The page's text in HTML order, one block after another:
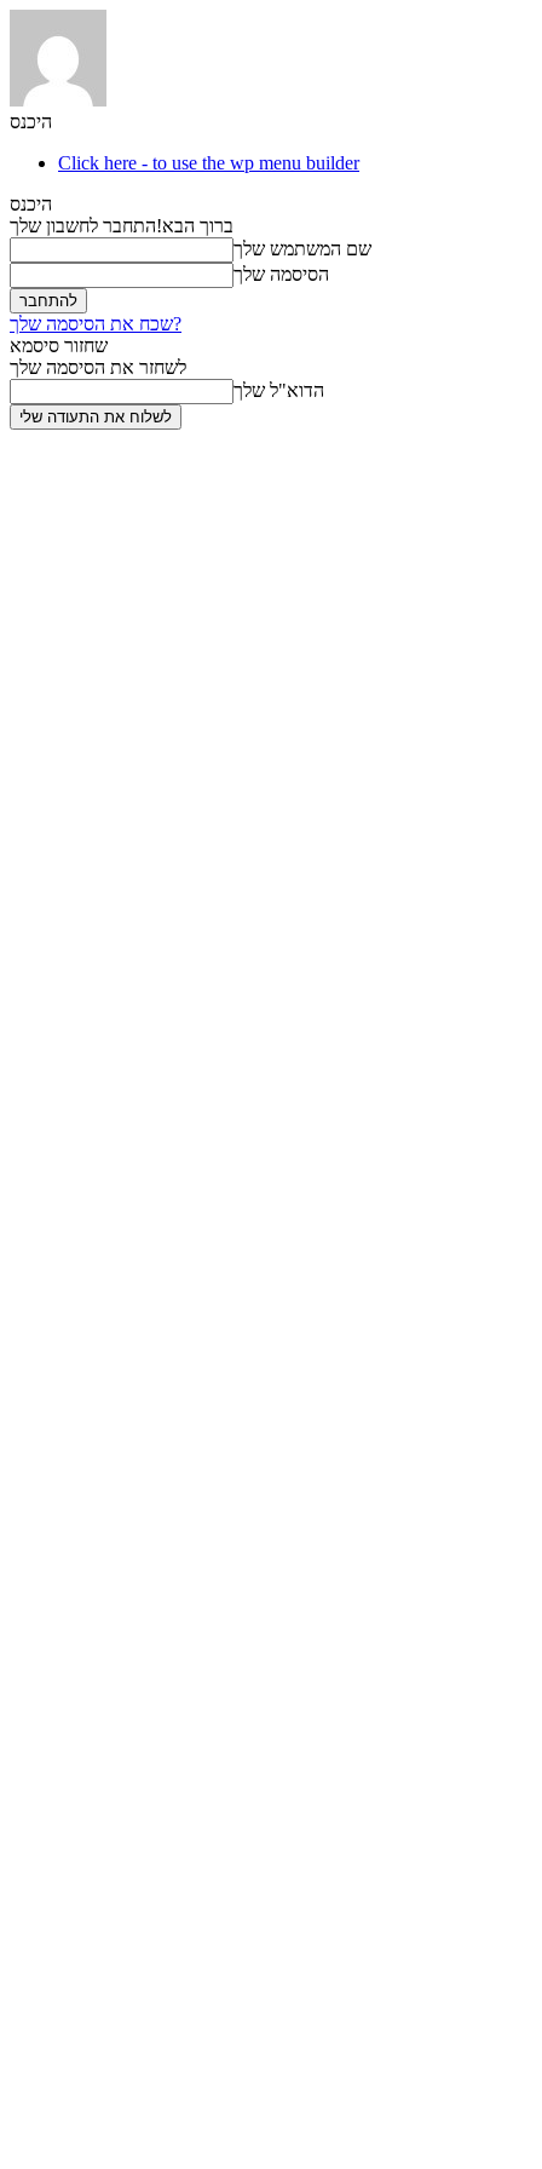
היכנס
Click here - to use the wp menu builder
היכנס
ברוך הבא!התחבר לחשבון שלך
שם המשתמש שלך
הסיסמה שלך
שכח את הסיסמה שלך?
שחזור סיסמא
לשחזר את הסיסמה שלך
הדוא"ל שלך